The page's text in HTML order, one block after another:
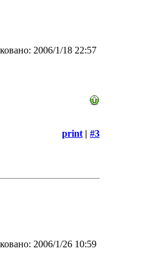
2006/1/18 22:57
print | #3
2006/1/26 10:59